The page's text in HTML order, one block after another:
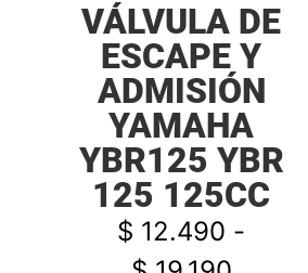
VÁLVULA DE
ESCAPE Y
ADMISIÓN
YAMAHA
YBR125 YBR
125 125CC
$ 12.490 -